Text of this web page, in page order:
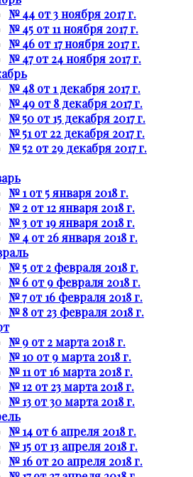
№ 44 от 3 ноября 2017 г.
№ 45 от 11 ноября 2017 г.
№ 46 от 17 ноября 2017 г.
№ 47 от 24 ноября 2017 г.
№ 48 от 1 декабря 2017 г.
№ 49 от 8 декабря 2017 г.
№ 50 от 15 декабря 2017 г.
№ 51 от 22 декабря 2017 г.
№ 52 от 29 декабря 2017 г.
№ 1 от 5 января 2018 г.
№ 2 от 12 января 2018 г.
№ 3 от 19 января 2018 г.
№ 4 от 26 января 2018 г.
№ 5 от 2 февраля 2018 г.
№ 6 от 9 февраля 2018 г.
№ 7 от 16 февраля 2018 г.
№ 8 от 23 февраля 2018 г.
№ 9 от 2 марта 2018 г.
№ 10 от 9 марта 2018 г.
№ 11 от 16 марта 2018 г.
№ 12 от 23 марта 2018 г.
№ 13 от 30 марта 2018 г.
№ 14 от 6 апреля 2018 г.
№ 15 от 13 апреля 2018 г.
№ 16 от 20 апреля 2018 г.